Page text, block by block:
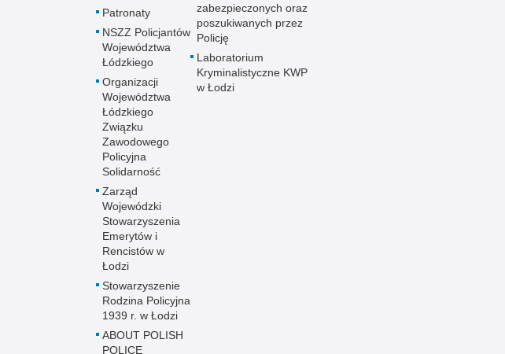
Patronaty
NSZZ Policjantów
Województwa
Łódzkiego
Organizacji
Województwa
Łódzkiego
Związku
Zawodowego
Policyjna
Solidarność
Zarząd
Wojewódzki
Stowarzyszenia
Emerytów i
Rencistów w
Łodzi
Stowarzyszenie
Rodzina Policyjna
1939 r. w Łodzi
ABOUT POLISH
POLICE
zabezpieczonych oraz
poszukiwanych przez
Policję
Laboratorium
Kryminalistyczne KWP
w Łodzi